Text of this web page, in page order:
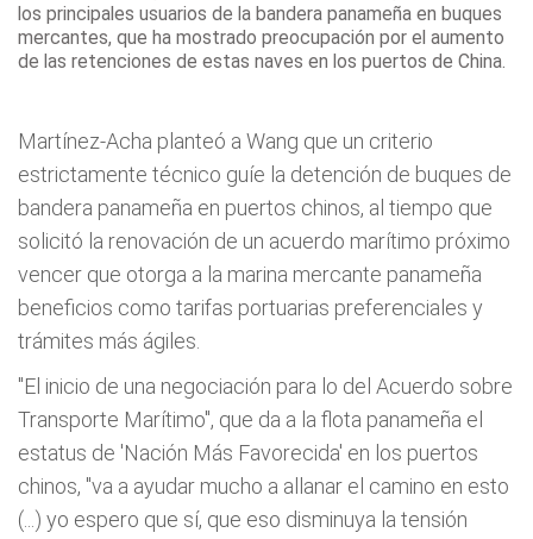
los principales usuarios de la bandera panameña en buques
mercantes, que ha mostrado preocupación por el aumento
de las retenciones de estas naves en los puertos de China.
Martínez-Acha planteó a Wang que un criterio
estrictamente técnico guíe la detención de buques de
bandera panameña en puertos chinos, al tiempo que
solicitó la renovación de un acuerdo marítimo próximo
vencer que otorga a la marina mercante panameña
beneficios como tarifas portuarias preferenciales y
trámites más ágiles.
"El inicio de una negociación para lo del Acuerdo sobre
Transporte Marítimo", que da a la flota panameña el
estatus de 'Nación Más Favorecida' en los puertos
chinos, "va a ayudar mucho a allanar el camino en esto
(...) yo espero que sí, que eso disminuya la tensión